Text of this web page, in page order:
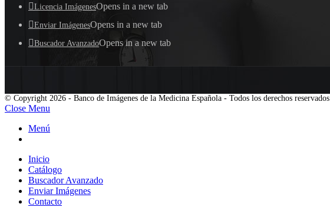
Licencia ImágenesOpens in a new tab
Enviar ImágenesOpens in a new tab
Buscador AvanzadoOpens in a new tab
© Copyright 2026 - Banco de Imágenes de la Medicina Española - Todos los derechos reservados
Close Menu
Menú
Inicio
Catálogo
Buscador Avanzado
Enviar Imágenes
Contacto